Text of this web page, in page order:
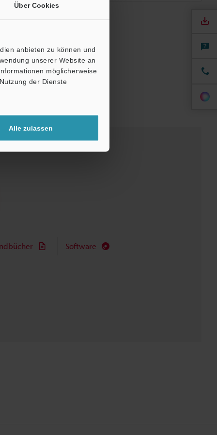
Über Cookies
anbieten zu können und
unserer Website an
möglicherweise
der Dienste
Alle zulassen
Software